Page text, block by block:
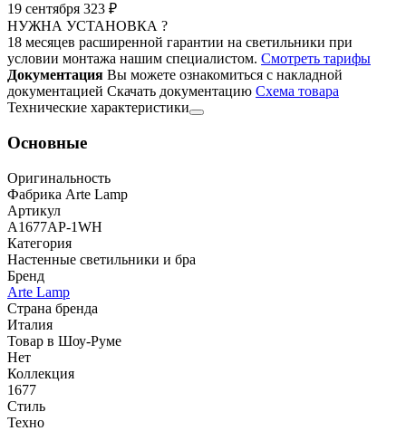
19 сентября 323 ₽
НУЖНА УСТАНОВКА ?
18 месяцев расширенной гарантии на светильники при
условии монтажа нашим специалистом. Смотреть тарифы
Документация Вы можете ознакомиться с накладной
документацией Скачать документацию Cхема товара
Технические характеристики
Основные
Оригинальность
Фабрика Arte Lamp
Артикул
A1677AP-1WH
Категория
Настенные светильники и бра
Бренд
Arte Lamp
Страна бренда
Италия
Товар в Шоу-Руме
Нет
Коллекция
1677
Стиль
Техно